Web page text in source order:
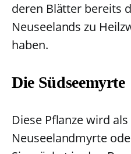
deren Blätter bereits
Neuseelands zu
haben.
Die Südseemyrte
Diese Pflanze wird
Neuseelandmyrte